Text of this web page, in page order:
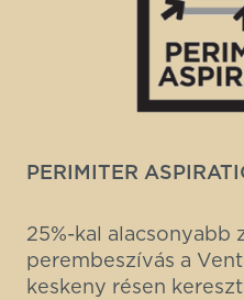
PERIMITER
25%-kal alacsonyabb
perembeszívás a
keskeny résen